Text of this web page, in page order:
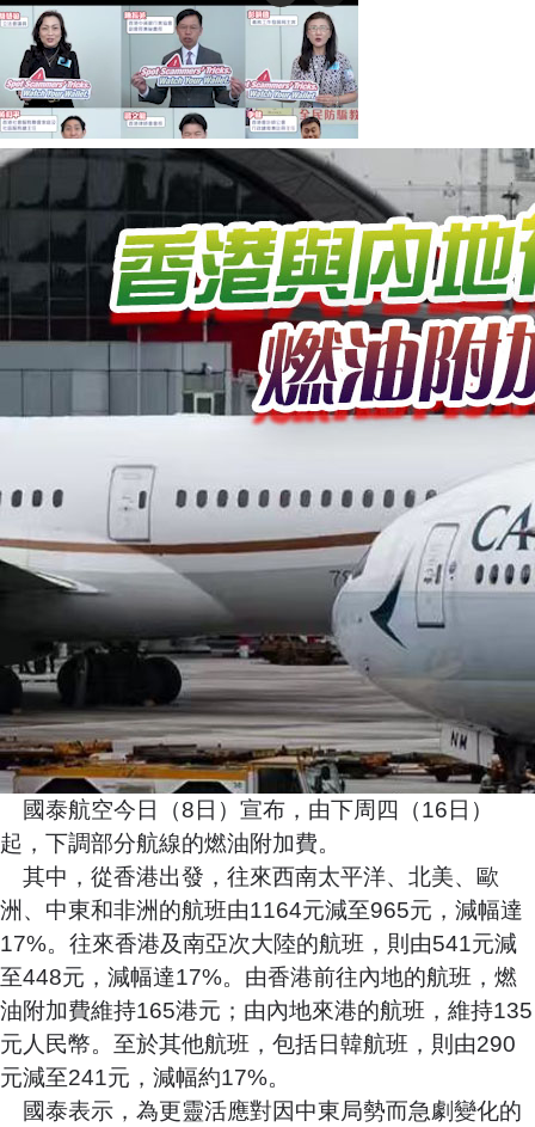
國泰航空今日（8日）宣布，由下周四（16日）
起，下調部分航線的燃油附加費。
其中，從香港出發，往來西南太平洋、北美、歐
洲、中東和非洲的航班由1164元減至965元，減幅達
17%。往來香港及南亞次大陸的航班，則由541元減
至448元，減幅達17%。由香港前往內地的航班，燃
油附加費維持165港元；由內地來港的航班，維持135
元人民幣。至於其他航班，包括日韓航班， 則 由290
元減至241元，減幅約17%。
國泰表示，為更靈活應對因中東局勢而急劇變化的